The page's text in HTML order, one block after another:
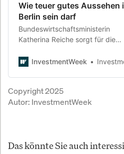
Wie teuer gutes Aussehen
Berlin sein darf
Bundeswirtschaftsministerin
Katherina Reiche sorgt für die
schwarz-roten Regierung. Auch
und Staatsgästen perfekt
aufzutreten. Ein Blick auf die
InvestmentWeek
Copyright 2025
Autor: InvestmentWeek
Das könnte Sie auch